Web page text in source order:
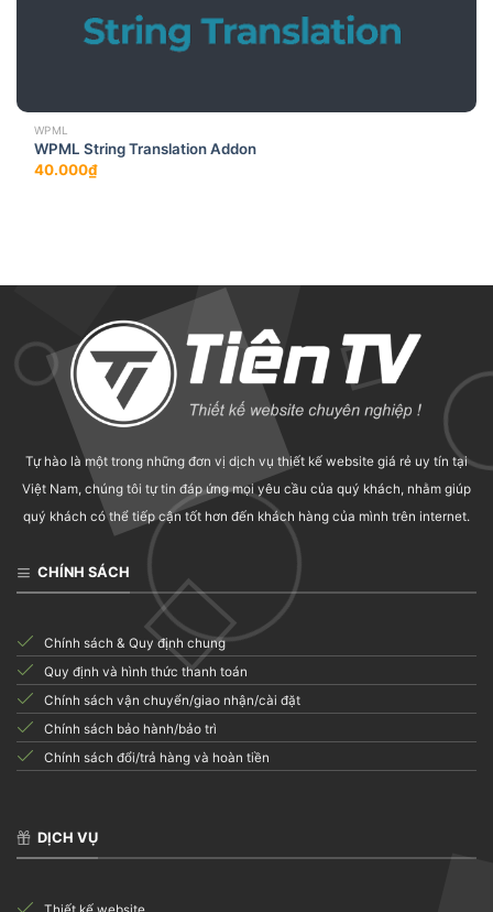
WPML
WPML String Translation Addon
40.000₫
Tự hào là một trong những đơn vị dịch vụ thiết kế website giá rẻ uy tín tại
Việt Nam, chúng tôi tự tin đáp ứng mọi yêu cầu của quý khách, nhằm giúp
quý khách có thể tiếp cận tốt hơn đến khách hàng của mình trên internet.
CHÍNH SÁCH
Chính sách & Quy định chung
Quy định và hình thức thanh toán
Chính sách vận chuyển/giao nhận/cài đặt
Chính sách bảo hành/bảo trì
Chính sách đổi/trả hàng và hoàn tiền
DỊCH VỤ